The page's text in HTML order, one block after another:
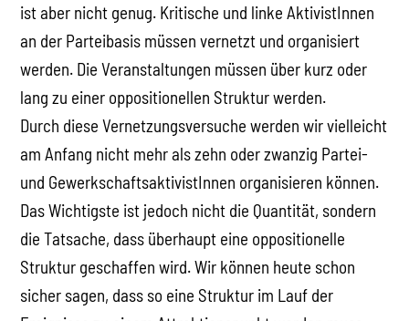
ist aber nicht genug. Kritische und linke AktivistInnen
an der Parteibasis müssen vernetzt und organisiert
werden. Die Veranstaltungen müssen über kurz oder
lang zu einer oppositionellen Struktur werden.
Durch diese Vernetzungsversuche werden wir vielleicht
am Anfang nicht mehr als zehn oder zwanzig Partei-
und GewerkschaftsaktivistInnen organisieren können.
Das Wichtigste ist jedoch nicht die Quantität, sondern
die Tatsache, dass überhaupt eine oppositionelle
Struktur geschaffen wird. Wir können heute schon
sicher sagen, dass so eine Struktur im Lauf der